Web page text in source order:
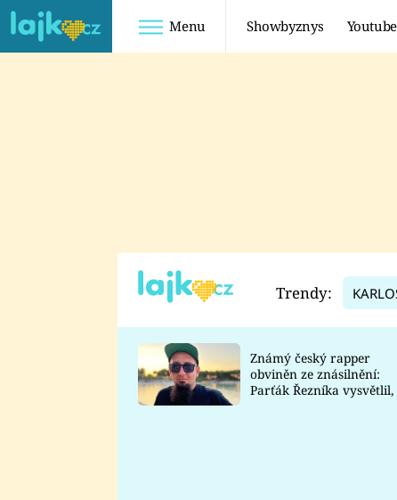
Menu Showbyznys
TADEÁŠ KUBĚNKA
DATEL
Trendy:
Známý český rapper
obviněn ze znásilnění:
Parťák Řezníka vysvětlil,